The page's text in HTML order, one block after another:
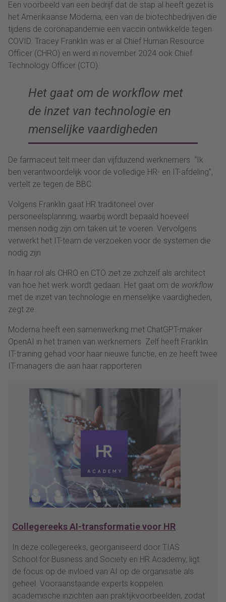
Een voorbeeld van een bedrijf dat de stap al heeft gezet is
het Amerikaanse Moderna, een van de biotechbedrijven die
tijdens de coronapandemie een vaccin ontwikkelde tegen
COVID. Tracey Franklin was er al Chief Human Resource
Officer (CHRO) en werd in november 2024 ook Chief
Technology Officer (CTO).
Het gaat om de workflow met
de inzet van technologie en
menselijke vaardigheden
De farmaceut telt meer dan vijfduizend werknemers. “Ik
ben verantwoordelijk voor de volledige HR- en IT-afdeling”,
vertelt ze tegen de BBC.
Volgens Franklin gaat HR traditoneel over
personeelsplanning, waarbij wordt bepaald hoeveel
mensen nodig zijn om taken uit te voeren. Vervolgens
verwerkt het IT-team de verzoeken voor de systemen die
nodig zijn.
In haar rol als CHRO en CTO ziet ze zichzelf als architect
van hoe het werk wordt gedaan. Het gaat om de workflow
met de inzet van technologie en menselijke vaardigheden,
zegt ze.
Moderna heeft een samenwerking met ChatGPT-maker
OpenAI in het trainen van werknemers. Zelf heeft Franklin
IT-training gehad voor haar nieuwe functie, en ze heeft twee
IT-managers die aan haar rapporteren.
Collegereeks AI-transformatie voor HR
In deze collegereeks, georganiseerd door TIAS
School for Business and Society en HR Academy, ligt
de focus op de invloed van AI op de organisatie als
geheel. Vooraanstaande experts koppelen
academische inzichten aan praktijkvoorbeelden, zodat